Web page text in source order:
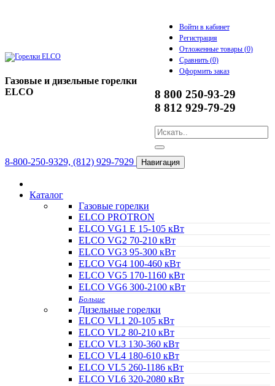
Газовые и дизельные горелки
ELCO
Войти в кабинет
Регистрация
Отложенные товары (0)
Сравнить (0)
Оформить заказ
8 800 250-93-29
8 812 929-79-29
8-800-250-9329, (812) 929-7929 Навигация
Каталог
Газовые горелки
ELCO PROTRON
ELCO VG1 E 15-105 кВт
ELCO VG2 70-210 кВт
ELCO VG3 95-300 кВт
ELCO VG4 100-460 кВт
ELCO VG5 170-1160 кВт
ELCO VG6 300-2100 кВт
Больше
Дизельные горелки
ELCO VL1 20-105 кВт
ELCO VL2 80-210 кВт
ELCO VL3 130-360 кВт
ELCO VL4 180-610 кВт
ELCO VL5 260-1186 кВт
ELCO VL6 320-2080 кВт